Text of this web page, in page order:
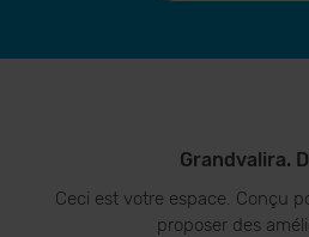
Grandvalira.
Ceci est votre espace. Conçu
proposer des